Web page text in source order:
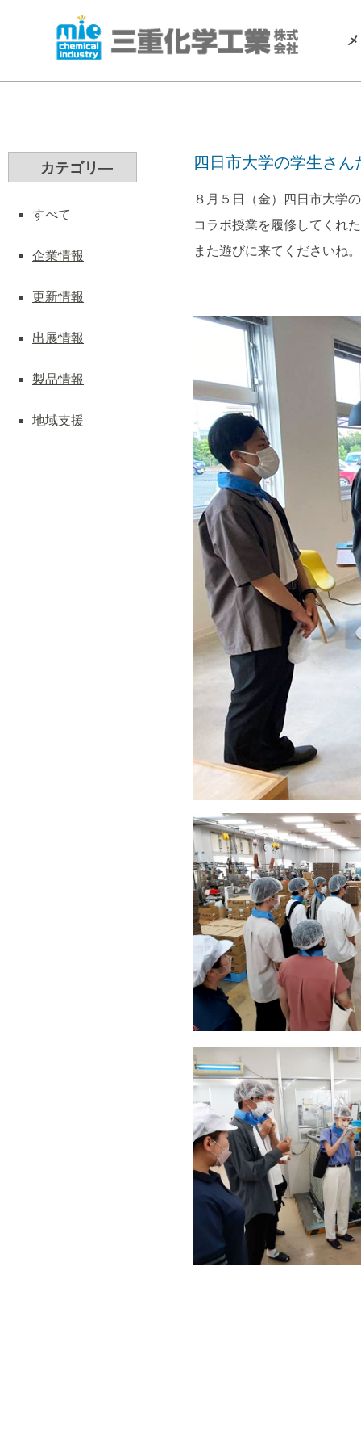
カテゴリ―
すべて
企業情報
更新情報
出展情報
製品情報
地域支援
四日市大学の学生さ
８月５日（金）四日市大学
コラボ授業を履修してくれ
また遊びに来てくださいね。